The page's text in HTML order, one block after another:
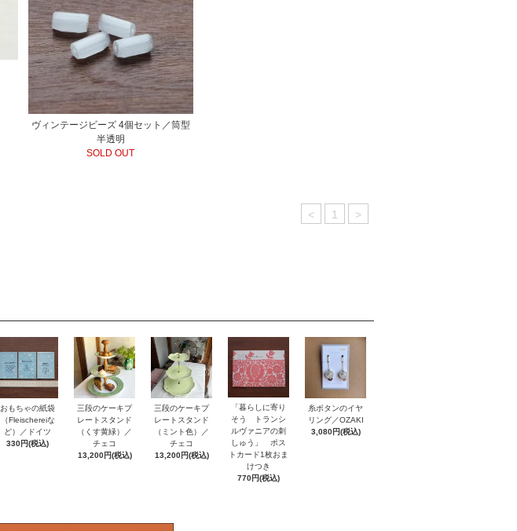
ヴィンテージビーズ 4個セット／筒型
半透明
SOLD OUT
< 1 >
おもちゃの紙袋
（Fleischereiな
ど）／ドイツ
330円(税込)
三段のケーキプ
レートスタンド
（くす黄緑）／
チェコ
13,200円(税込)
三段のケーキプ
レートスタンド
（ミント色）／
チェコ
13,200円(税込)
「暮らしに寄り
そう トランシ
ルヴァニアの刺
しゅう」 ポス
トカード1枚おま
けつき
770円(税込)
糸ボタンのイヤ
リング／OZAKI
3,080円(税込)